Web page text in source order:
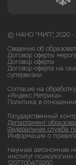
© НАНО "МИП", 2020 -
Сведения об
Договор оферты
Договор оферты
Договор-оферта на
супервизии
Согласие на
«Яндекс.Метрика»
Политика в
Государственный
Департамент
Федеральная служба
Информация о
Научная автономная
институт
1207700479260